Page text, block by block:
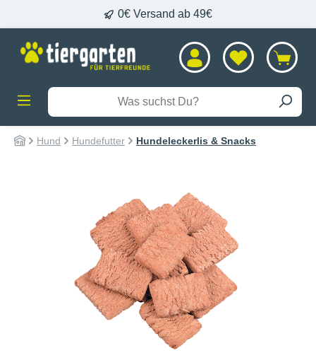
0€ Versand ab 49€
Hund Hundefutter Hundeleckerlis & Snacks